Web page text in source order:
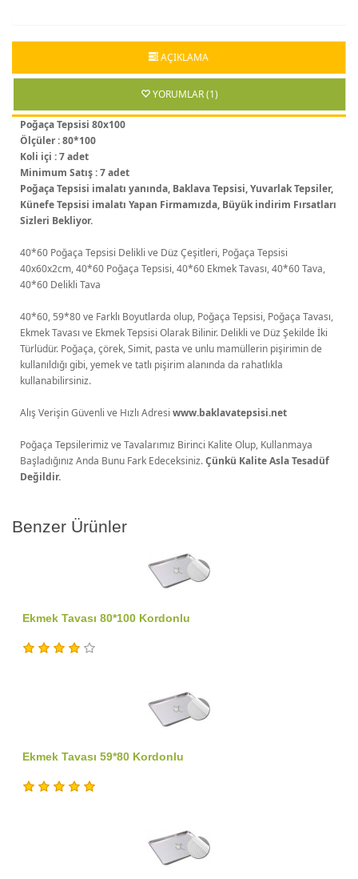
AÇIKLAMA
YORUMLAR (1)
Poğaça Tepsisi 80x100
Ölçüler : 80*100
Koli içi : 7 adet
Minimum Satış : 7 adet
Poğaça Tepsisi imalatı yanında, Baklava Tepsisi, Yuvarlak Tepsiler,
Künefe Tepsisi imalatı Yapan Firmamızda, Büyük indirim Fırsatları
Sizleri Bekliyor.
40*60 Poğaça Tepsisi Delikli ve Düz Çeşitleri, Poğaça Tepsisi
40x60x2cm, 40*60 Poğaça Tepsisi, 40*60 Ekmek Tavası, 40*60 Tava,
40*60 Delikli Tava
40*60, 59*80 ve Farklı Boyutlarda olup, Poğaça Tepsisi, Poğaça Tavası,
Ekmek Tavası ve Ekmek Tepsisi Olarak Bilinir. Delikli ve Düz Şekilde İki
Türlüdür. Poğaça, çörek, Simit, pasta ve unlu mamüllerin pişirimin de
kullanıldığı gibi, yemek ve tatlı pişirim alanında da rahatlıkla
kullanabilirsiniz.
Alış Verişin Güvenli ve Hızlı Adresi www.baklavatepsisi.net
Poğaça Tepsilerimiz ve Tavalarımız Birinci Kalite Olup, Kullanmaya
Başladığınız Anda Bunu Fark Edeceksiniz.Çünkü Kalite Asla Tesadüf
Değildir.
Benzer Ürünler
Ekmek Tavası 80*100 Kordonlu
Ekmek Tavası 59*80 Kordonlu